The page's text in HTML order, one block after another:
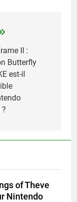
II :
Butterfly
est-il
of Theve
Nintendo